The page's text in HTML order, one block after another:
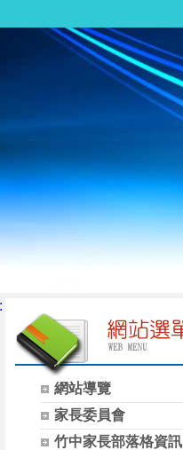
網站導覽
家長委員會
竹中家長部落格資訊